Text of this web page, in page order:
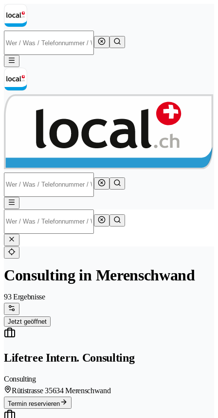
Consulting in Merenschwand
93 Ergebnisse
Jetzt geöffnet
Lifetree Intern. Consulting
Consulting
Rütistrasse 35634 Merenschwand
Termin reservieren